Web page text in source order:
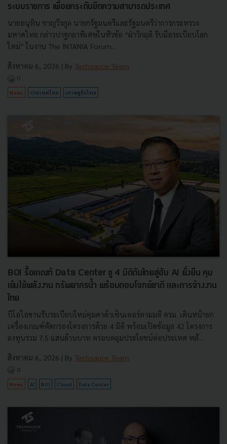
ระบบราชการ เพื่อยกระดับขีดความสามารถประเทศ
นายอนุทิน ชาญวีรกูล นายกรัฐมนตรีและรัฐมนตรีว่าการกระทรวง
มหาดไทย กล่าวปาฐกถาพิเศษในหัวข้อ “ฝ่าวิกฤติ รับมือระเบียบโลก
ใหม่” ในงาน The INTANIA Forum...
สิงหาคม 6, 2026 | By Techsauce Team
0
News ประเทศไทย เศรษฐกิจไทย
BOI รื้อเกณฑ์ Data Center ชู 4 มิติดันไทยสู่ฮับ AI ยั่งยืน คุม
เข้มใช้พลังงาน ทรัพยากรน้ำ พร้อมตอบโจทย์ชาติ และการจ้างงาน
ไทย
บีโอไอขานรับระเบียบใหม่คุมดาต้าเซ็นเตอร์ตามมติ ครม. เดินหน้ายก
เครื่องเกณฑ์คัดกรองโครงการด้วย 4 มิติ พร้อมเปิดข้อมูล 42 โครงการ
ลงทุนรวม 7.5 แสนล้านบาท ครอบคลุมประโยชน์ต่อประเทศ พลั...
สิงหาคม 6, 2026 | By Techsauce Team
0
News AI BOI Cloud Data Center